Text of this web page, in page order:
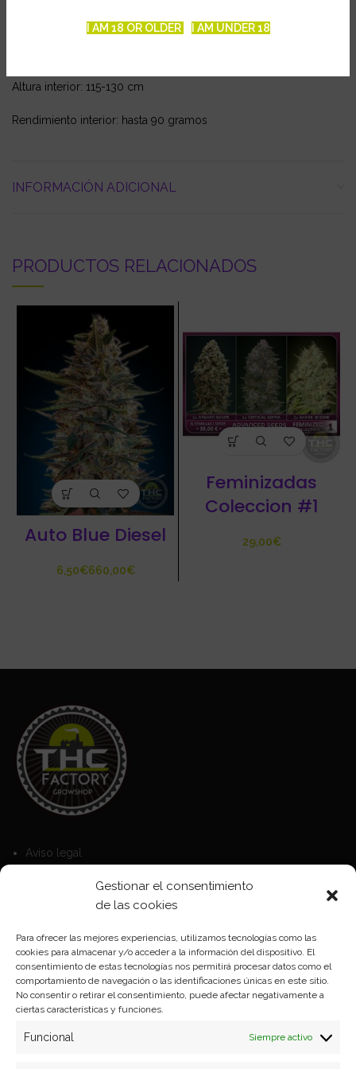
I AM 18 OR OLDER I AM UNDER 18
Gestionar el consentimiento
de las cookies
Para ofrecer las mejores experiencias, utilizamos tecnologías como las
cookies para almacenar y/o acceder a la información del dispositivo. El
consentimiento de estas tecnologías nos permitirá procesar datos como el
comportamiento de navegación o las identificaciones únicas en este sitio.
No consentir o retirar el consentimiento, puede afectar negativamente a
ciertas características y funciones.
Funcional Siempre activo
Altura interior: 115-130 cm
Rendimiento interior: hasta 90 gramos
INFORMACIÓN ADICIONAL
PRODUCTOS RELACIONADOS
Auto Blue Diesel
€ €
Feminizadas
Coleccion #1
€
Aviso legal
Política de privacidad
Formas de pago
Plazos y condiciones de envio
Politica de devoluciones